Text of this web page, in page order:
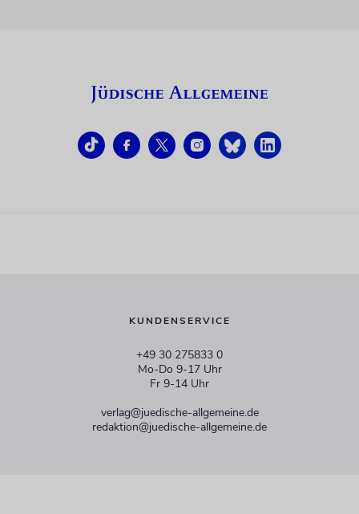
KUNDENSERVICE
+49 30 275833 0
Mo-Do 9-17 Uhr
Fr 9-14 Uhr
verlag@juedische-allgemeine.de
redaktion@juedische-allgemeine.de